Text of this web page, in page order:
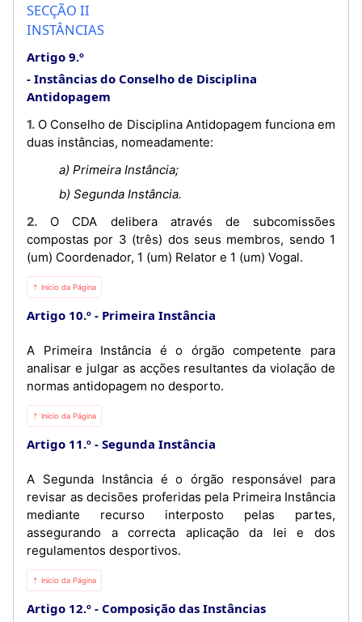
SECÇÃO II
INSTÂNCIAS
Artigo 9.º
Instâncias do Conselho de Disciplina
Antidopagem
1. O Conselho de Disciplina Antidopagem funciona em
duas instâncias, nomeadamente:
a) Primeira Instância;
b) Segunda Instância.
2. O CDA delibera através de subcomissões
compostas por 3 (três) dos seus membros, sendo 1
(um) Coordenador, 1 (um) Relator e 1 (um) Vogal.
⇡ Início da Página
Artigo 10.º Primeira Instância
A Primeira Instância é o órgão competente para
analisar e julgar as acções resultantes da violação de
normas antidopagem no desporto.
⇡ Início da Página
Artigo 11.º Segunda Instância
A Segunda Instância é o órgão responsável para
revisar as decisões proferidas pela Primeira Instância
mediante recurso interposto pelas partes,
assegurando a correcta aplicação da lei e dos
regulamentos desportivos.
⇡ Início da Página
Artigo 12.º Composição das Instâncias